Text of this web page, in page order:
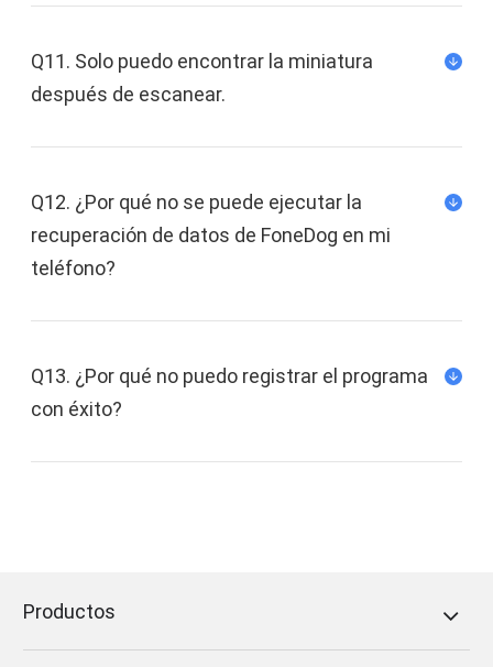
inalámbrica a través de Bluetooth.
A veces, el último sistema operativo sólo es
caso, puede rootear y obtener el máximo
operativo Android.
Q11. Solo puedo encontrar la miniatura
después de escanear.
Q12. ¿Por qué no se puede ejecutar la
recuperación de datos de FoneDog en mi
teléfono?
Q13. ¿Por qué no puedo registrar el programa
con éxito?
Productos